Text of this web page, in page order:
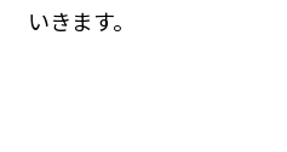
いきます。